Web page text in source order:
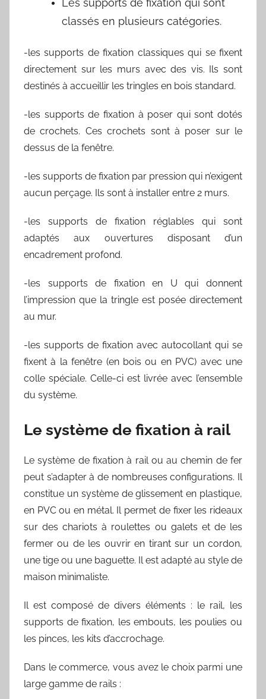
Les supports de fixation qui sont
classés en plusieurs catégories.
-les supports de fixation classiques qui se fixent
directement sur les murs avec des vis. Ils sont
destinés à accueillir les tringles en bois standard.
-les supports de fixation à poser qui sont dotés
de crochets. Ces crochets sont à poser sur le
dessus de la fenêtre.
-les supports de fixation par pression qui n’exigent
aucun perçage. Ils sont à installer entre 2 murs.
-les supports de fixation réglables qui sont
adaptés aux ouvertures disposant d’un
encadrement profond.
-les supports de fixation en U qui donnent
l’impression que la tringle est posée directement
au mur.
-les supports de fixation avec autocollant qui se
fixent à la fenêtre (en bois ou en PVC) avec une
colle spéciale. Celle-ci est livrée avec l’ensemble
du système.
Le système de fixation à rail
Le système de fixation à rail ou au chemin de fer
peut s’adapter à de nombreuses configurations. Il
constitue un système de glissement en plastique,
en PVC ou en métal. Il permet de fixer les rideaux
sur des chariots à roulettes ou galets et de les
fermer ou de les ouvrir en tirant sur un cordon,
une tige ou une baguette. Il est adapté au style de
maison minimaliste.
Il est composé de divers éléments : le rail, les
supports de fixation, les embouts, les poulies ou
les pinces, les kits d’accrochage.
Dans le commerce, vous avez le choix parmi une
large gamme de rails :